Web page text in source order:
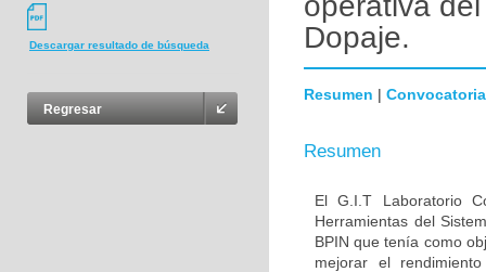
Descargar resultado de búsqueda
Regresar
Dopaje.
Resumen | Convocatoria
Resumen
El G.I.T Laboratorio
Herramientas del
BPIN que tenía como
mejorar el